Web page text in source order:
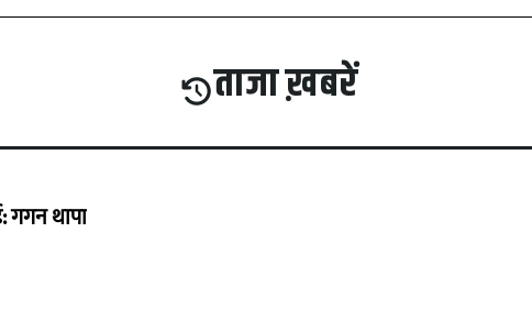
ताजा ख़बरें
गगन थापा